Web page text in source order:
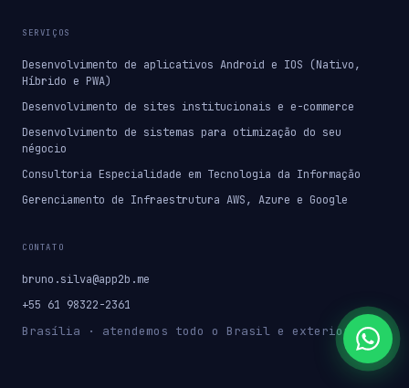
SERVIÇOS
Desenvolvimento de aplicativos Android e IOS (Nativo,
Híbrido e PWA)
Desenvolvimento de sites institucionais e e-commerce
Desenvolvimento de sistemas para otimização do seu
négocio
Consultoria Especialidade em Tecnologia da Informação
Gerenciamento de Infraestrutura AWS, Azure e Google
CONTATO
bruno.silva@app2b.me
+55 61 98322-2361
Brasília · atendemos todo o Brasil e exterior